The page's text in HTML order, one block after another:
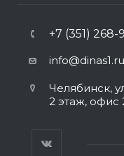
+7 (351) 268-
info@dinas1.ru
Челябинск,
2 этаж, офис